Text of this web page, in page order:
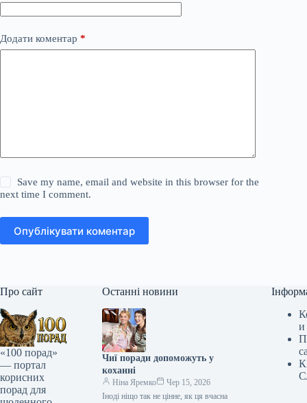
Додати коментар *
Save my name, email and website in this browser for the
next time I comment.
Опублікувати коментар
Про сайт
«100 порад»
— портал
корисних
порад для
Останні новини
Чиї поради допоможуть у
коханні
Ніна Яремко
Чер 15, 2026
Іноді ніщо так не цінне, як ця вчасна
и